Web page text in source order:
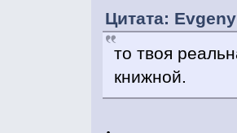
Цитата:
то твоя
книжной.